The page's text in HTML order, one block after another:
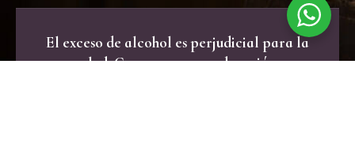
El exceso de alcohol es perjudicial para la
salud. Consume con moderación.